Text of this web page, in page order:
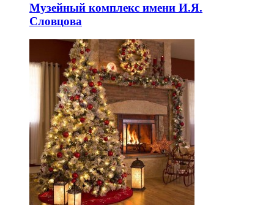
Музейный комплекс имени И.Я.
Словцова